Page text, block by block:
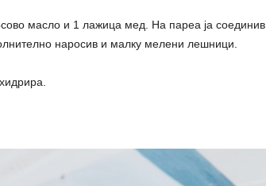
масло и 1 лажица мед. На пареа ја соединив
наросив и малку мелени лешници.